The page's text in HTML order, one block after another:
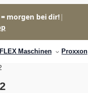
morgen bei dir!|
FLEX Maschinen Proxxon